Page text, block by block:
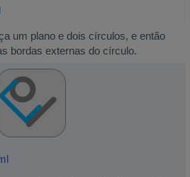
um plano e dois círculos, e então
bordas externas do círculo.